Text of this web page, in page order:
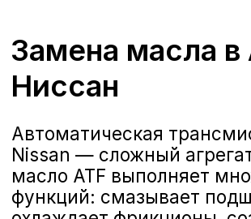
Регламент производителя
и реальные условия
передает усилие через
гидротрансформатор. Без
быстро выйдет из строя, а ремонт
обойдется в сотни тысяч рублей.
Когда менять масло
в АКПП Nissan?